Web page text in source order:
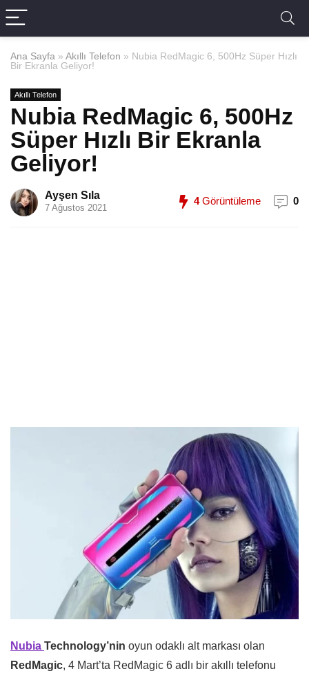
Ana Sayfa » Akıllı Telefon » Nubia RedMagic 6, 500Hz Süper Hızlı
Bir Ekranla Geliyor!
Akıllı Telefon
Nubia RedMagic 6, 500Hz
Süper Hızlı Bir Ekranla
Geliyor!
Ayşen Sıla
7 Ağustos 2021
4Görüntüleme 0
Nubia Technology’nin oyun odaklı alt markası olan
RedMagic, 4 Mart’ta RedMagic 6 adlı bir akıllı telefonu